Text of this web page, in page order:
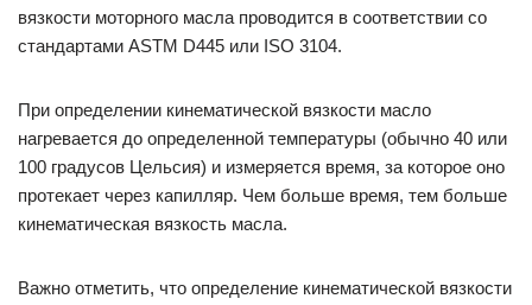
вязкости моторного масла проводится в соответствии со
стандартами ASTM D445 или ISO 3104.
При определении кинематической вязкости масло
нагревается до определенной температуры (обычно 40 или
100 градусов Цельсия) и измеряется время, за которое оно
протекает через капилляр. Чем больше время, тем больше
кинематическая вязкость масла.
Важно отметить, что определение кинематической вязкости